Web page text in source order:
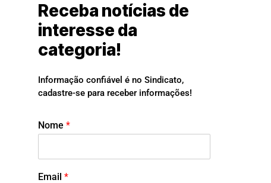
Receba notícias de
interesse da
categoria!
Informação confiável é no Sindicato,
cadastre-se para receber informações!
Nome *
Email *